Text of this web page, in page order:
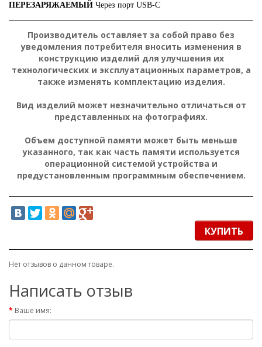
ПЕРЕЗАРЯЖАЕМЫЙ Через порт USB-C
Производитель оставляет за собой право без
уведомления потребителя вносить изменения в
конструкцию изделий для улучшения их
технологических и эксплуатационных параметров, а
также изменять комплектацию изделия.
Вид изделий может незначительно отличаться от
представленных на фотографиях.
Объем доступной памяти может быть меньше
указанного, так как часть памяти используется
операционной системой устройства и
предустановленным программным обеспечением.
КУПИТЬ
Нет отзывов о данном товаре.
Написать отзыв
Ваше имя: